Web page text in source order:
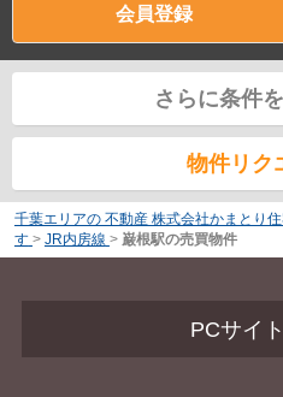
会員登録
さらに条件
物件リク
千葉エリアの 不動産 株式会社かまとり
す > JR内房線 > 巌根駅の売買物件
PCサイ